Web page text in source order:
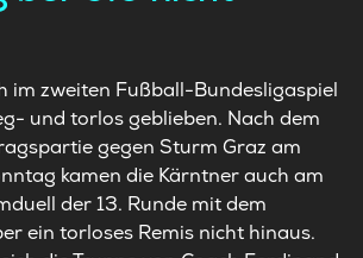
im zweiten Fußball-Bundesligaspiel
und torlos geblieben. Nach dem
gegen Sturm Graz am
kamen die Kärntner auch am
der 13. Runde mit dem
ein torloses Remis nicht hinaus.